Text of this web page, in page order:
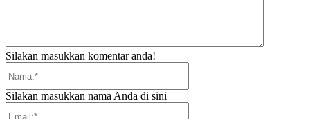
Silakan masukkan komentar anda!
Silakan masukkan nama Anda di sini